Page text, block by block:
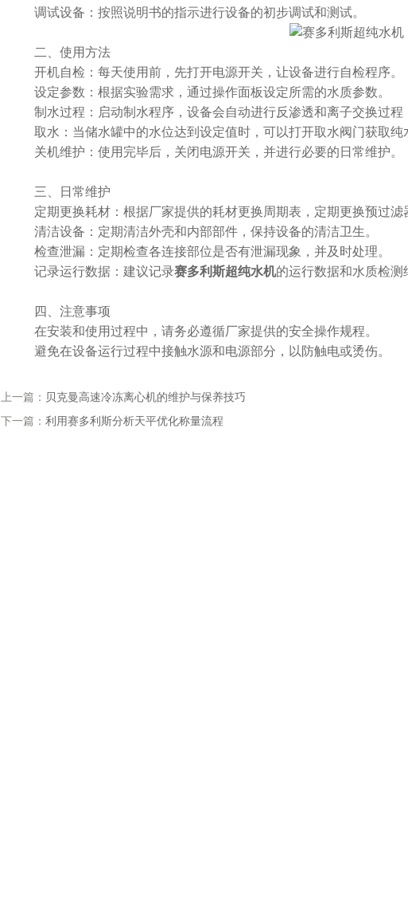
调试设备：按照说明书的指示进行设备的初步调试和测试。
二、使用方法
开机自检：每天使用前，先打开电源开关，让设备进行自检程序。
设定参数：根据实验需求，通过操作面板设定所需的水质参数。
制水过程：启动制水程序，设备会自动进行反渗透和离子交换过程
取水：当储水罐中的水位达到设定值时，可以打开取水阀门获取纯
关机维护：使用完毕后，关闭电源开关，并进行必要的日常维护。
三、日常维护
定期更换耗材：根据厂家提供的耗材更换周期表，定期更换预过滤
清洁设备：定期清洁外壳和内部部件，保持设备的清洁卫生。
检查泄漏：定期检查各连接部位是否有泄漏现象，并及时处理。
记录运行数据：建议记录赛多利斯超纯水机的运行数据和水质检测
四、注意事项
在安装和使用过程中，请务必遵循厂家提供的安全操作规程。
避免在设备运行过程中接触水源和电源部分，以防触电或烫伤。
上一篇： 贝克曼高速冷冻离心机的维护与保养技巧
下一篇： 利用赛多利斯分析天平优化称量流程